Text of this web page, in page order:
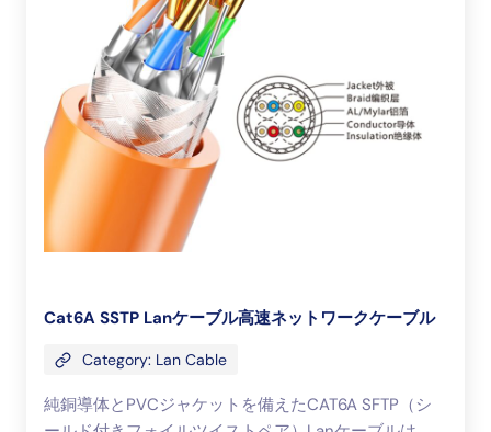
Cat6A SSTP Lanケーブル高速ネットワークケーブル
Category: Lan Cable
純銅導体とPVCジャケットを備えたCAT6A SFTP（シ